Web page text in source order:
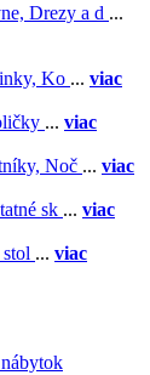
Drezy a d ...
Ko ... viac
... viac
Noč ... viac
sk ... viac
... viac